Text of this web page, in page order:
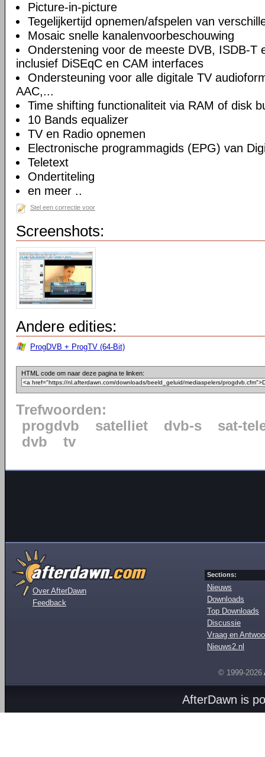
Picture-in-picture
Tegelijkertijd opnemen/afspelen van
Mosaic snelle kanalenvoorbeschouwing
Onderstening voor de meeste DVB, ISDB-T
inclusief DiSEqC en CAM interfaces
Ondersteuning voor alle digitale TV
AAC,...
Time shifting functionaliteit via RAM of disk
10 Bands equalizer
TV en Radio opnemen
Electronische programmagids (EPG) van
Teletext
Ondertiteling
en meer ..
Stel een correctie voor
Screenshots:
Andere edities:
ProgDVB + ProgTV (64-Bit)
HTML code om naar deze pagina te linken:
Trefwoorden:
progdvb
satelliet dvb-s
sat-
dvb
tv
Over AfterDawn
Feedback
Sections:
Nieuws
Downloads
Top Downloads
Discussie
Vraag en
Nieuws2.nl
© 1999-2026
AfterDawn is